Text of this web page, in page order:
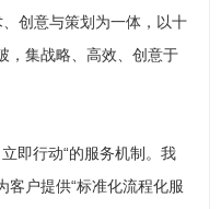
创意与策划为一体，以十
，集战略、高效、创意于
即行动“的服务机制。我
客户提供“标准化流程化服